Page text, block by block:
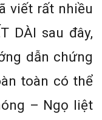
viết rất nhiều
DÀI sau đây,
dẫn chứng
toàn có thể
– Ngọ liệt